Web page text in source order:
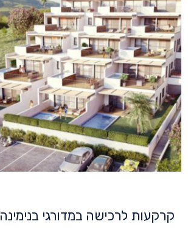
קרקעות לרכישה במדורגי בנימינה